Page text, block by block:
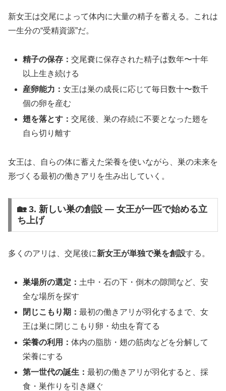
新女王は交尾によって体内に大量の精子を蓄える。これは
一生分の“受精資源”だ。
精子の保存：交尾嚢に保存された精子は数年〜十年
以上生き続ける
産卵能力：女王は巣の成長に応じて毎日数十〜数千
個の卵を産む
翅を落とす：交尾後、巣の存続に不要となった翅を
自ら切り離す
女王は、自らの体に蓄えた栄養を使いながら、巣の未来を
形づくる最初の働きアリを生み出していく。
🏡 3. 新しい巣の創設 ― 女王が一匹で始める立
ち上げ
多くのアリは、交尾後に新女王が単独で巣を創設する。
巣場所の選定： 土中・石の下・倒木の隙間など、安
全な場所を探す
閉じこもり期：最初の働きアリが羽化するまで、女
王は巣に閉じこもり卵・幼虫を育てる
栄養の利用：体内の脂肪・翅の筋肉などを分解して
栄養にする
第一世代の誕生：最初の働きアリが羽化すると、採
食・巣作りを引き継ぐ